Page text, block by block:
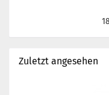
Zuletzt angesehen